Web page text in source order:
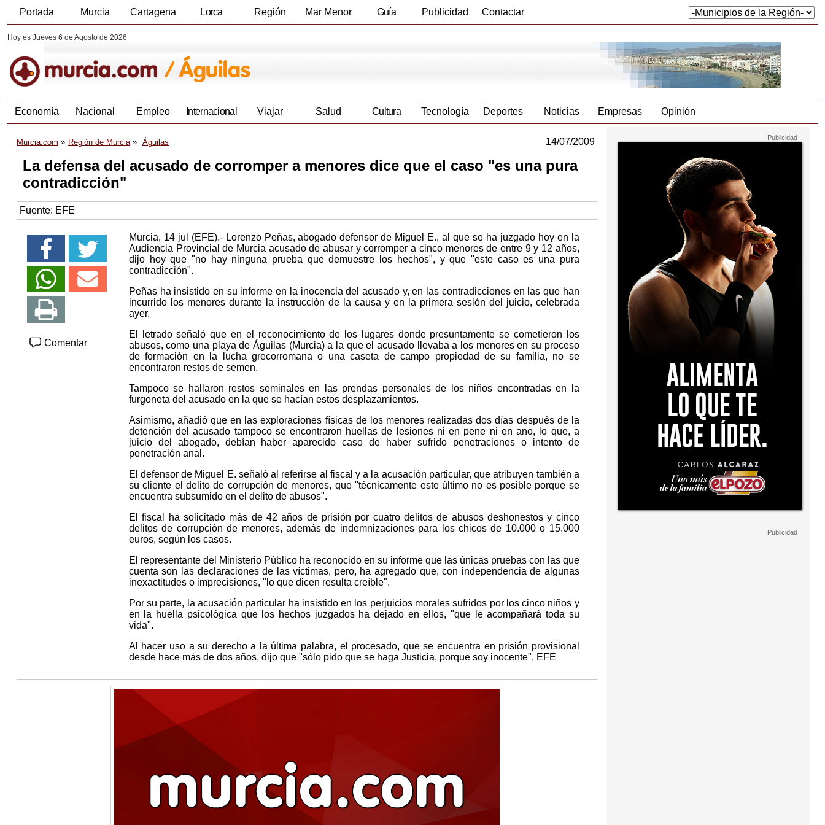
Portada Murcia Cartagena Lorca Región Mar Menor Guía Publicidad Contactar
Hoy es Jueves 6 de Agosto de 2026
Economía Nacional Empleo Internacional Viajar Salud Cultura Tecnología Deportes Noticias Empresas Opinión
Murcia.com Región de Murcia Águilas 14/07/2009
La defensa del acusado de corromper a menores dice que el caso "es una pura
contradicción"
Fuente: EFE
Comentar
Murcia, 14 jul (EFE).- Lorenzo Peñas, abogado defensor de Miguel E., al que se ha juzgado hoy en la
Audiencia Provincial de Murcia acusado de abusar y corromper a cinco menores de entre 9 y 12 años,
dijo hoy que "no hay ninguna prueba que demuestre los hechos", y que "este caso es una pura
contradicción".
Peñas ha insistido en su informe en la inocencia del acusado y, en las contradicciones en las que han
incurrido los menores durante la instrucción de la causa y en la primera sesión del juicio, celebrada
ayer.
El letrado señaló que en el reconocimiento de los lugares donde presuntamente se cometieron los
abusos, como una playa de Águilas (Murcia) a la que el acusado llevaba a los menores en su proceso
de formación en la lucha grecorromana o una caseta de campo propiedad de su familia, no se
encontraron restos de semen.
Tampoco se hallaron restos seminales en las prendas personales de los niños encontradas en la
furgoneta del acusado en la que se hacían estos desplazamientos.
Asimismo, añadió que en las exploraciones físicas de los menores realizadas dos días después de la
detención del acusado tampoco se encontraron huellas de lesiones ni en pene ni en ano, lo que, a
juicio del abogado, debían haber aparecido caso de haber sufrido penetraciones o intento de
penetración anal.
El defensor de Miguel E. señaló al referirse al fiscal y a la acusación particular, que atribuyen también a
su cliente el delito de corrupción de menores, que "técnicamente este último no es posible porque se
encuentra subsumido en el delito de abusos".
El fiscal ha solicitado más de 42 años de prisión por cuatro delitos de abusos deshonestos y cinco
delitos de corrupción de menores, además de indemnizaciones para los chicos de 10.000 o 15.000
euros, según los casos.
El representante del Ministerio Público ha reconocido en su informe que las únicas pruebas con las que
cuenta son las declaraciones de las víctimas, pero, ha agregado que, con independencia de algunas
inexactitudes o imprecisiones, "lo que dicen resulta creíble".
Por su parte, la acusación particular ha insistido en los perjuicios morales sufridos por los cinco niños y
en la huella psicológica que los hechos juzgados ha dejado en ellos, "que le acompañará toda su
vida".
Al hacer uso a su derecho a la última palabra, el procesado, que se encuentra en prisión provisional
desde hace más de dos años, dijo que "sólo pido que se haga Justicia, porque soy inocente". EFE